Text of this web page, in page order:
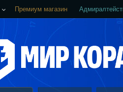
Премиум магазин